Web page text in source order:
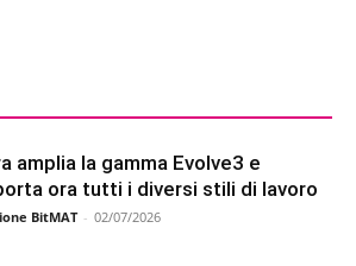
amplia la gamma Evolve3 e
ora tutti i diversi stili di lavoro
BitMAT - 02/07/2026